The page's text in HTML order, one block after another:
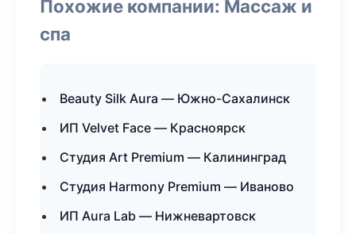
Похожие компании: Массаж и
спа
Beauty Silk Aura — Южно-Сахалинск
ИП Velvet Face — Красноярск
Студия Art Premium — Калининград
Студия Harmony Premium — Иваново
ИП Aura Lab — Нижневартовск